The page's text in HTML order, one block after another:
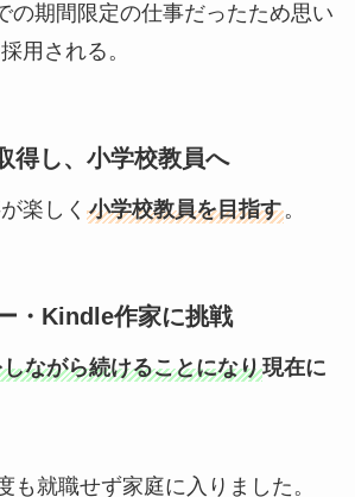
の期間限定の仕事だったため思い
用される。
得し、小学校教員へ
楽しく 小学校教員を目指す。
・Kindle作家に挑戦
ながら続けることになり現在に
も就職せず家庭に入りました。